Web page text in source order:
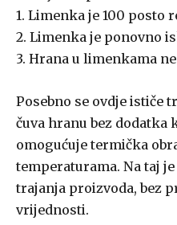
1. Limenka je 100 posto
2. Limenka je ponovno
3. Hrana u limenkama
Posebno se ovdje ističe
čuva hranu bez dodatka
omogućuje termička
temperaturama. Na taj
trajanja proizvoda, bez
vrijednosti.